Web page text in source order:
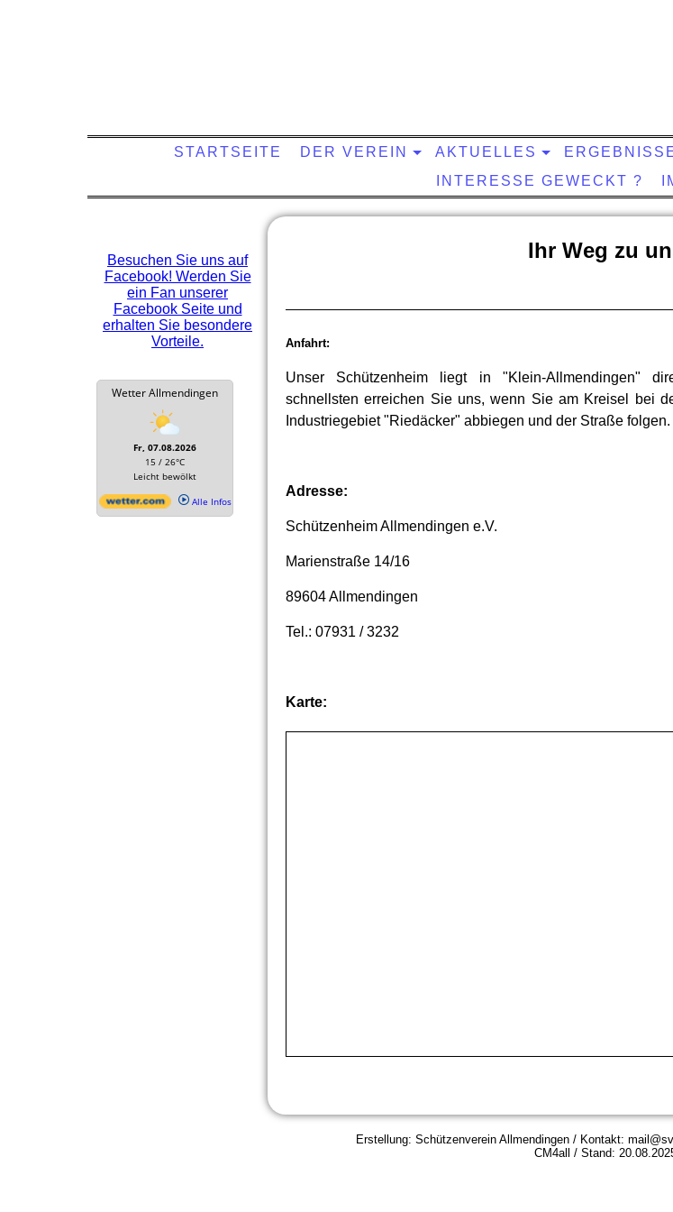
STARTSEITE DER VEREIN AKTUELLES
INTERESSE GEWECKT ?
Ihr Weg zu
Anfahrt:
Unser Schützenheim liegt in "Klein-Allmendingen"
schnellsten erreichen Sie uns, wenn Sie am Kreisel bei
Industriegebiet "Riedäcker" abbiegen und der Straße folgen.
Adresse:
Schützenheim Allmendingen e.V.
Marienstraße 14/16
89604 Allmendingen
Tel.: 07931 / 3232
Karte:
Erstellung: Schützenverein Allmendingen / Kontakt:
CM4all / Stand:
Besuchen Sie uns auf
Facebook! Werden Sie
ein Fan unserer
Facebook Seite und
erhalten Sie besondere
Vorteile.